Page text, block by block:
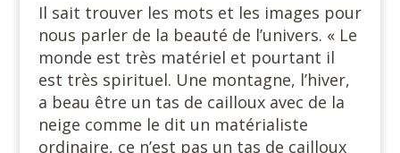
Il sait trouver les mots et les images pour
nous parler de la beauté de l’univers. « Le
monde est très matériel et pourtant il
est très spirituel. Une montagne, l’hiver,
a beau être un tas de cailloux avec de la
neige comme le dit un matérialiste
ordinaire, ce n’est pas un tas de cailloux